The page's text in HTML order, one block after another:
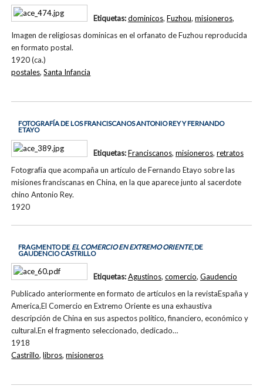
Imagen de religiosas dominicas en el orfanato de Fuzhou reproducida
en formato postal.
1920 (ca.)
Etiquetas:dominicos, Fuzhou, misioneros,
postales,Santa Infancia
FOTOGRAFÍA DE LOS FRANCISCANOS ANTONIO REY Y FERNANDO
ETAYO
Fotografía que acompaña un artículo de Fernando Etayo sobre las
misiones franciscanas en China, en la que aparece junto al sacerdote
chino Antonio Rey.
1920
Etiquetas:Franciscanos, misioneros, retratos
FRAGMENTO DE EL COMERCIO EN EXTREMO ORIENTE, DE
GAUDENCIO CASTRILLO
Publicado anteriormente en formato de artículos en la revistaEspaña y
America,El Comercio en Extremo Oriente es una exhaustiva
descripción de China en sus aspectos político, financiero, económico y
cultural.En el fragmento seleccionado, dedicado…
1918
Etiquetas:Agustinos, comercio, Gaudencio
Castrillo,libros,misioneros